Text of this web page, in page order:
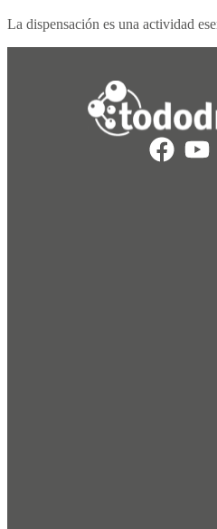
La dispensación es una actividad